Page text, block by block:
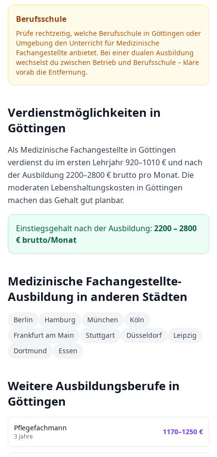
Berufsschule
Prüfe rechtzeitig, welche Berufsschule in Göttingen oder
Umgebung den Unterricht für Medizinische
Fachangestellte anbietet. Bei einer dualen Ausbildung
wechselst du zwischen Betrieb und Berufsschule – kläre
vorab die Entfernung.
Verdienstmöglichkeiten in
Göttingen
Als Medizinische Fachangestellte in Göttingen
verdienst du im ersten Lehrjahr920–1010€ und nach
der Ausbildung 2200–2800€ brutto pro Monat. Die
moderaten Lebenshaltungskosten in Göttingen
machen das Gehalt gut planbar.
Einstiegsgehalt nach der Ausbildung: 2200–2800
€ brutto/Monat
Medizinische Fachangestellte-
Ausbildung in anderen Städten
Berlin Hamburg München
Köln
Frankfurt am Main
Stuttgart Düsseldorf
Leipzig
Dortmund
Essen
Weitere Ausbildungsberufe in
Göttingen
Pflegefachmann
3 Jahre
1170–1250 €